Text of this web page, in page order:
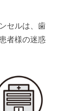
セルは、歯
者様の迷惑